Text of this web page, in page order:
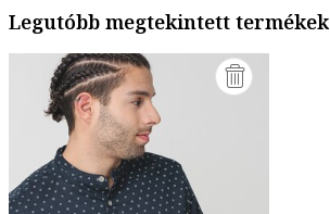
Legutóbb megtekintett termékek